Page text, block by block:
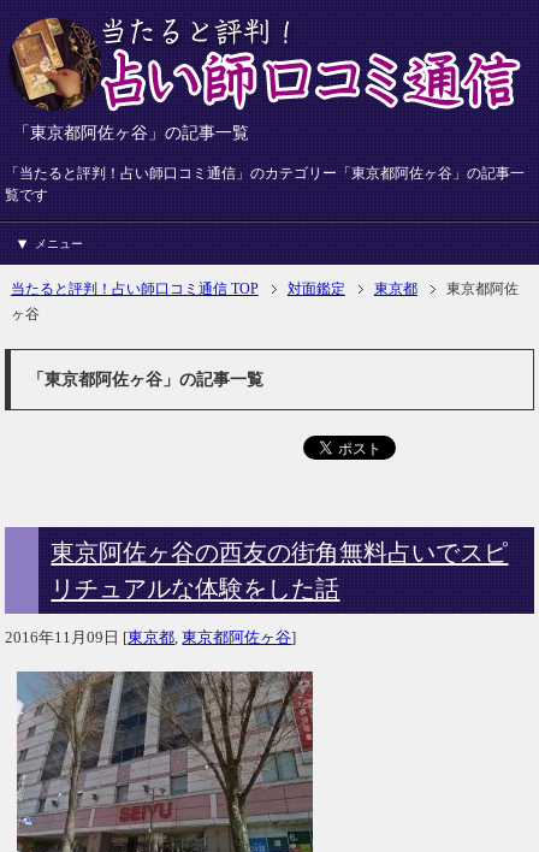
「東京都阿佐ヶ谷」の記事一覧
「当たると評判！占い師口コミ通信」のカテゴリー「東京都阿佐ヶ谷」の記事一
覧です
メニュー
当たると評判！占い師口コミ通信 TOP 対面鑑定 東京都
東京都阿佐
ヶ谷
「東京都阿佐ヶ谷」の記事一覧
東京阿佐ヶ谷の西友の街角無料占いでスピ
リチュアルな体験をした話
2016年11月09日 [東京都 ,東京都阿佐ヶ谷]